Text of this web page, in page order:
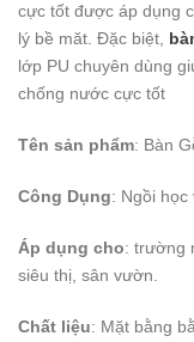
cực tốt được áp dụng
lý bề măt. Đặc biệt,
lớp PU chuyên dùng
chống nước cực tốt
Tên sản phẩm: Bàn
Công Dụng: Ngồi học
Áp dụng cho: trường
siêu thị, sân vườn.
Chất liệu: Mặt bằng